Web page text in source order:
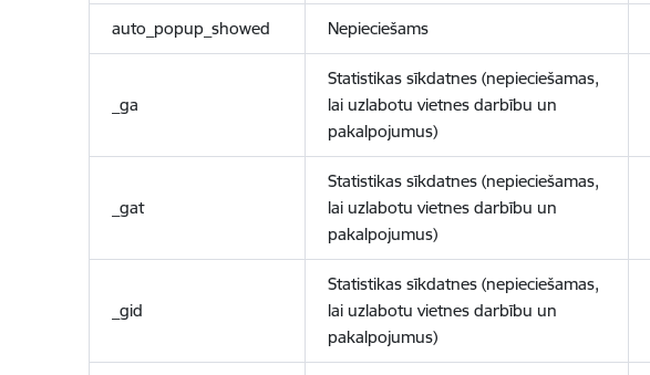
auto_popup_showed Nepieciešams
_ga
Statistikas sīkdatnes (nepieciešamas,
lai uzlabotu vietnes darbību un
pakalpojumus)
_gat
Statistikas sīkdatnes (nepieciešamas,
lai uzlabotu vietnes darbību un
pakalpojumus)
_gid
Statistikas sīkdatnes (nepieciešamas,
lai uzlabotu vietnes darbību un
pakalpojumus)